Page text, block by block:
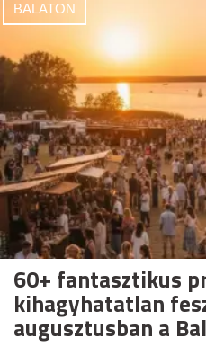
BALATON
60+ fantasztikus
kihagyhatatlan
augusztusban a